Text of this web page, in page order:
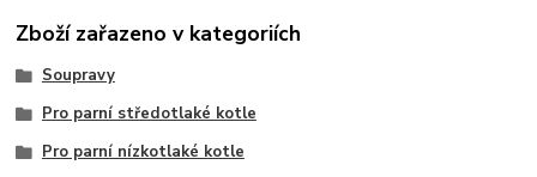
Zboží zařazeno v kategoriích
Soupravy
Pro parní středotlaké kotle
Pro parní nízkotlaké kotle